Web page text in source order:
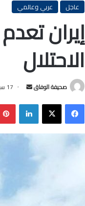
عاجل
عربي وعالمي
إيران
الاحتلال
صحيفة الوفاق
أرسل
إلكترونيا
17 سبتمبر، 2025
فيسبوك‫X لينكدإن